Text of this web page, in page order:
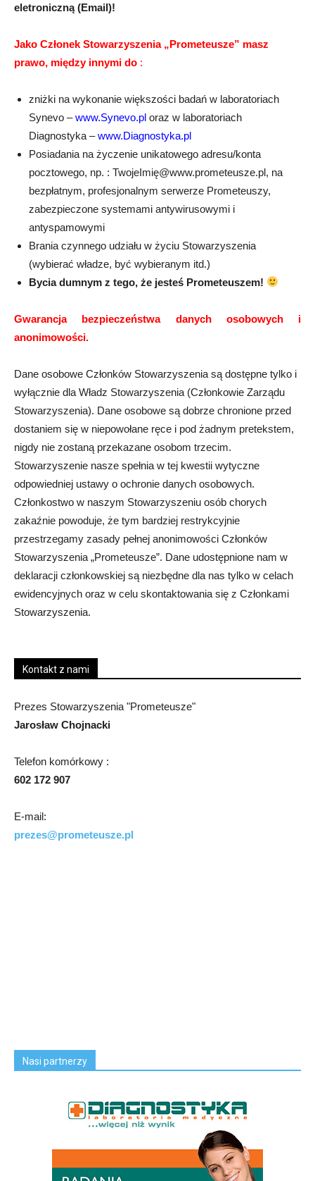
eletroniczną (Email)!
Jako Członek Stowarzyszenia „Prometeusze” masz
prawo, między innymi do :
zniżki na wykonanie większości badań w laboratoriach
Synevo –www.Synevo.pl oraz w laboratoriach
Diagnostyka –www.Diagnostyka.pl
Posiadania na życzenie unikatowego adresu/konta
pocztowego, np. : TwojeImię@www.prometeusze.pl, na
bezpłatnym, profesjonalnym serwerze Prometeuszy,
zabezpieczone systemami antywirusowymi i
antyspamowymi
Brania czynnego udziału w życiu Stowarzyszenia
(wybierać władze, być wybieranym itd.)
Bycia dumnym z tego, że jesteś Prometeuszem!
Gwarancja bezpieczeństwa danych osobowych i
anonimowości.
Dane osobowe Członków Stowarzyszenia są dostępne tylko i
wyłącznie dla Władz Stowarzyszenia (Członkowie Zarządu
Stowarzyszenia). Dane osobowe są dobrze chronione przed
dostaniem się w niepowołane ręce i pod żadnym pretekstem,
nigdy nie zostaną przekazane osobom trzecim.
Stowarzyszenie nasze spełnia w tej kwestii wytyczne
odpowiedniej ustawy o ochronie danych osobowych.
Członkostwo w naszym Stowarzyszeniu osób chorych
zakaźnie powoduje, że tym bardziej restrykcyjnie
przestrzegamy zasady pełnej anonimowości Członków
Stowarzyszenia „Prometeusze”. Dane udostępnione nam w
deklaracji członkowskiej są niezbędne dla nas tylko w celach
ewidencyjnych oraz w celu skontaktowania się z Członkami
Stowarzyszenia.
Kontakt z nami
Prezes Stowarzyszenia "Prometeusze"
Jarosław Chojnacki
Telefon komórkowy :
602 172 907
E-mail:
prezes@prometeusze.pl
Nasi partnerzy